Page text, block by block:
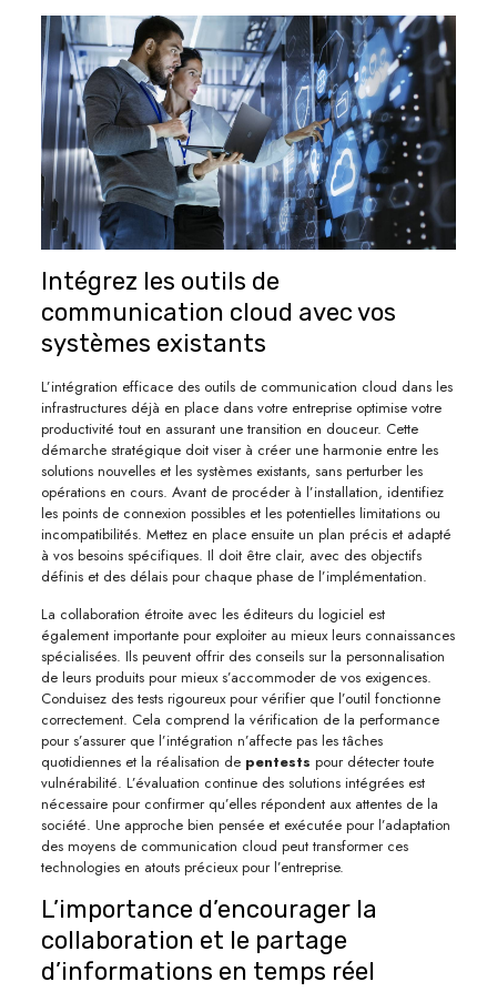
Intégrez les outils de
communication cloud avec vos
systèmes existants
L’intégration efficace des outils de communication cloud dans les
infrastructures déjà en place dans votre entreprise optimise votre
productivité tout en assurant une transition en douceur. Cette
démarche stratégique doit viser à créer une harmonie entre les
solutions nouvelles et les systèmes existants, sans perturber les
opérations en cours. Avant de procéder à l’installation, identifiez
les points de connexion possibles et les potentielles limitations ou
incompatibilités. Mettez en place ensuite un plan précis et adapté
à vos besoins spécifiques. Il doit être clair, avec des objectifs
définis et des délais pour chaque phase de l’implémentation.
La collaboration étroite avec les éditeurs du logiciel est
également importante pour exploiter au mieux leurs connaissances
spécialisées. Ils peuvent offrir des conseils sur la personnalisation
de leurs produits pour mieux s’accommoder de vos exigences.
Conduisez des tests rigoureux pour vérifier que l’outil fonctionne
correctement. Cela comprend la vérification de la performance
pour s’assurer que l’intégration n’affecte pas les tâches
quotidiennes et la réalisation de pentests pour détecter toute
vulnérabilité. L’évaluation continue des solutions intégrées est
nécessaire pour confirmer qu’elles répondent aux attentes de la
société. Une approche bien pensée et exécutée pour l’adaptation
des moyens de communication cloud peut transformer ces
technologies en atouts précieux pour l’entreprise.
L’importance d’encourager la
collaboration et le partage
d’informations en temps réel